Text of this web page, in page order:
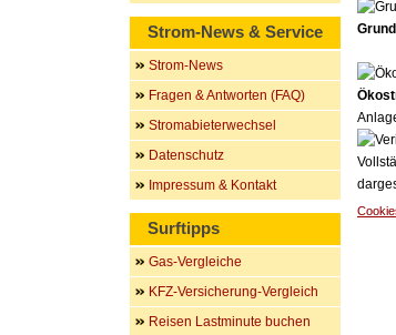
Strom-News & Service
Strom-News
Fragen & Antworten (FAQ)
Stromabieterwechsel
Datenschutz
Impressum & Kontakt
Surftipps
Gas-Vergleiche
KFZ-Versicherung-Vergleich
Reisen Lastminute buchen